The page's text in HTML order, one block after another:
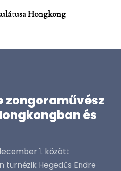
Hongkong
menu
zongoraművész
és
1. között
turnézik Hegedűs Endre